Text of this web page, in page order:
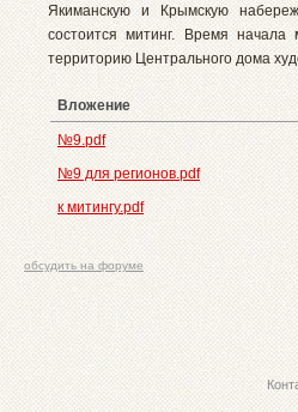
Якиманскую и Крымскую
состоится митинг. Время
территорию Центрального дома
Вложение
№9.pdf
№9 для регионов.pdf
к митингу.pdf
обсудить на форуме